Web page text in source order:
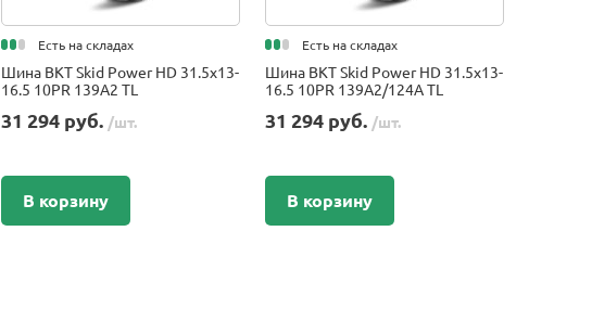
Есть на складах
Шина BKT Skid Power HD 31.5x13-
16.5 10PR 139A2 TL
31 294 руб. /шт.
В корзину
Есть на складах
Шина BKT Skid Power HD 31.5x13-
16.5 10PR 139A2/124A TL
31 294 руб. /шт.
В корзину